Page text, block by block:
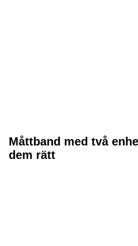
Måttband med två
dem rätt